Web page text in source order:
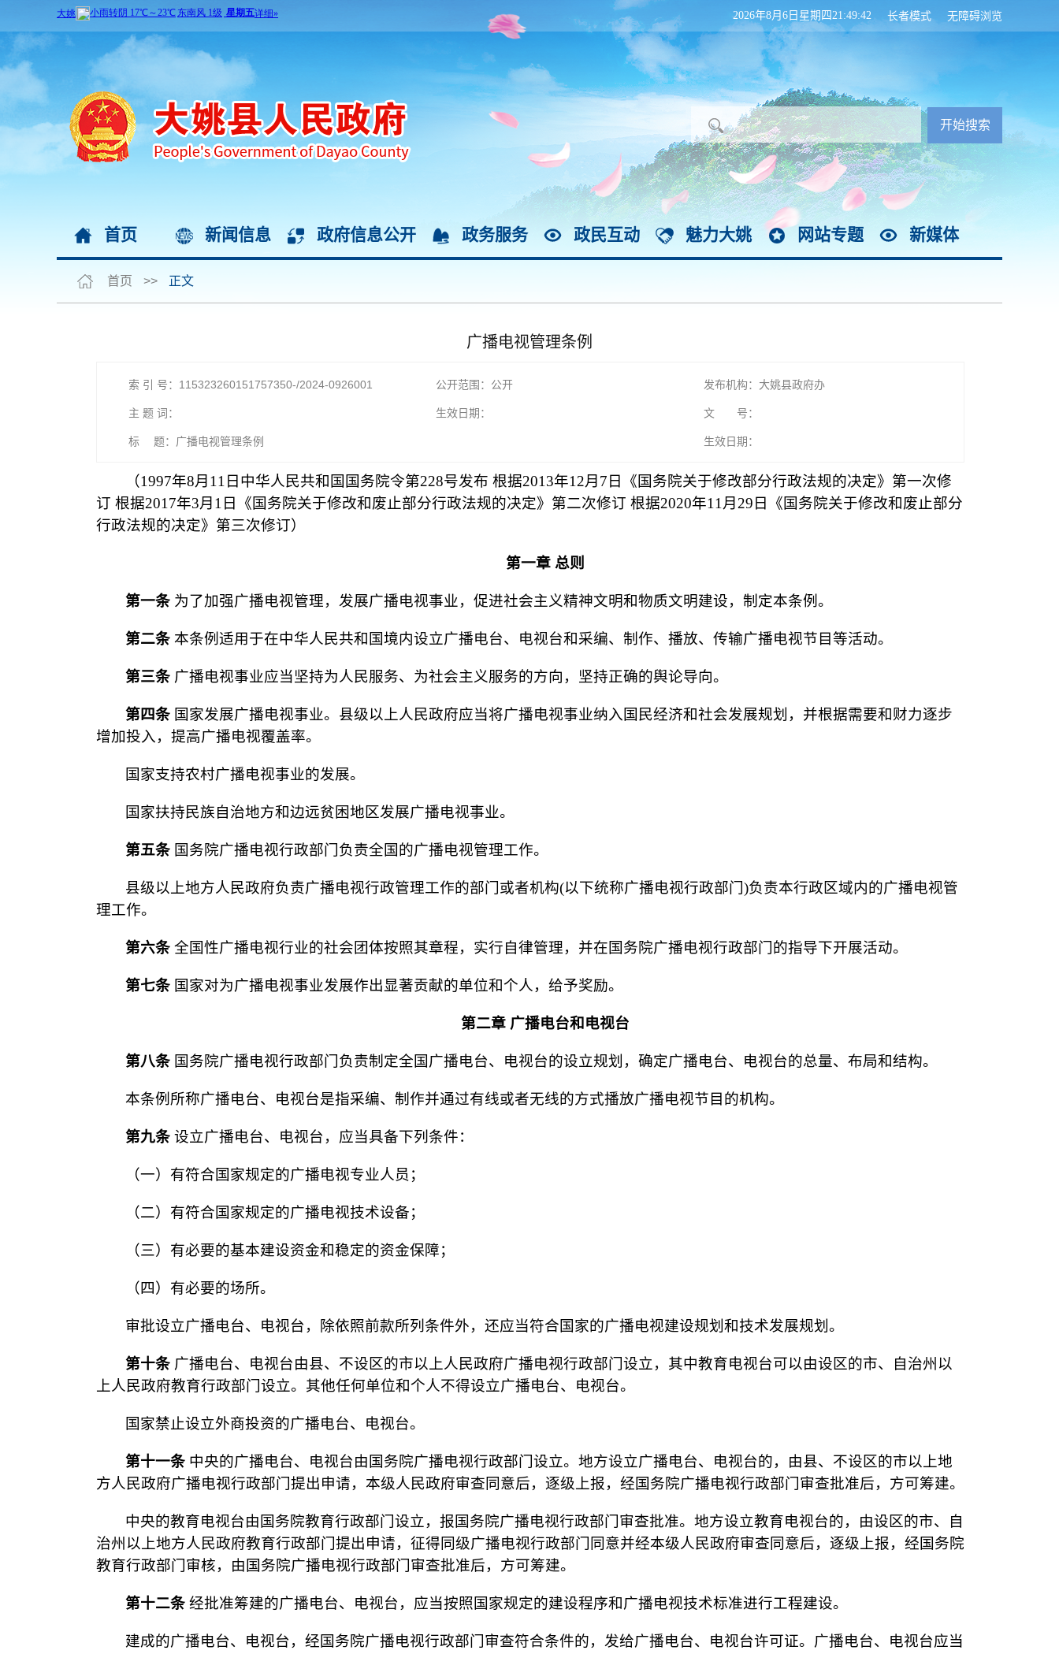
无障碍浏览
长者模式
2026年8月6日星期四21:49:43
首页 新闻信息 政府信息公开 政务服务 政民互动 魅力大姚 网站专题 新媒体
首页 >> 正文
广播电视管理条例
索 引 号：115323260151757350-/2024-0926001 公开范围：公开 发布机构：大姚县政府办
主 题 词： 生效日期： 文 号：
标 题：广播电视管理条例 生效日期：
（1997年8月11日中华人民共和国国务院令第228号发布 根据2013年12月7日《国务院关于修改部分行政法规的决定》第一次修
订 根据2017年3月1日《国务院关于修改和废止部分行政法规的决定》第二次修订 根据2020年11月29日《国务院关于修改和废止部分
行政法规的决定》第三次修订）
第一章 总则
第一条 为了加强广播电视管理，发展广播电视事业，促进社会主义精神文明和物质文明建设，制定本条例。
第二条 本条例适用于在中华人民共和国境内设立广播电台、电视台和采编、制作、播放、传输广播电视节目等活动。
第三条 广播电视事业应当坚持为人民服务、为社会主义服务的方向，坚持正确的舆论导向。
第四条 国家发展广播电视事业。县级以上人民政府应当将广播电视事业纳入国民经济和社会发展规划，并根据需要和财力逐步
增加投入，提高广播电视覆盖率。
国家支持农村广播电视事业的发展。
国家扶持民族自治地方和边远贫困地区发展广播电视事业。
第五条 国务院广播电视行政部门负责全国的广播电视管理工作。
县级以上地方人民政府负责广播电视行政管理工作的部门或者机构(以下统称广播电视行政部门)负责本行政区域内的广播电视管
理工作。
第六条 全国性广播电视行业的社会团体按照其章程，实行自律管理，并在国务院广播电视行政部门的指导下开展活动。
第七条 国家对为广播电视事业发展作出显著贡献的单位和个人，给予奖励。
第二章 广播电台和电视台
第八条 国务院广播电视行政部门负责制定全国广播电台、电视台的设立规划，确定广播电台、电视台的总量、布局和结构。
本条例所称广播电台、电视台是指采编、制作并通过有线或者无线的方式播放广播电视节目的机构。
第九条 设立广播电台、电视台，应当具备下列条件：
（一）有符合国家规定的广播电视专业人员；
（二）有符合国家规定的广播电视技术设备；
（三）有必要的基本建设资金和稳定的资金保障；
（四）有必要的场所。
审批设立广播电台、电视台，除依照前款所列条件外，还应当符合国家的广播电视建设规划和技术发展规划。
第十条 广播电台、电视台由县、不设区的市以上人民政府广播电视行政部门设立，其中教育电视台可以由设区的市、自治州以
上人民政府教育行政部门设立。其他任何单位和个人不得设立广播电台、电视台。
国家禁止设立外商投资的广播电台、电视台。
第十一条 中央的广播电台、电视台由国务院广播电视行政部门设立。地方设立广播电台、电视台的，由县、不设区的市以上地
方人民政府广播电视行政部门提出申请，本级人民政府审查同意后，逐级上报，经国务院广播电视行政部门审查批准后，方可筹建。
中央的教育电视台由国务院教育行政部门设立，报国务院广播电视行政部门审查批准。地方设立教育电视台的，由设区的市、自
治州以上地方人民政府教育行政部门提出申请，征得同级广播电视行政部门同意并经本级人民政府审查同意后，逐级上报，经国务院
教育行政部门审核，由国务院广播电视行政部门审查批准后，方可筹建。
第十二条 经批准筹建的广播电台、电视台，应当按照国家规定的建设程序和广播电视技术标准进行工程建设。
建成的广播电台、电视台，经国务院广播电视行政部门审查符合条件的，发给广播电台、电视台许可证。广播电台、电视台应当